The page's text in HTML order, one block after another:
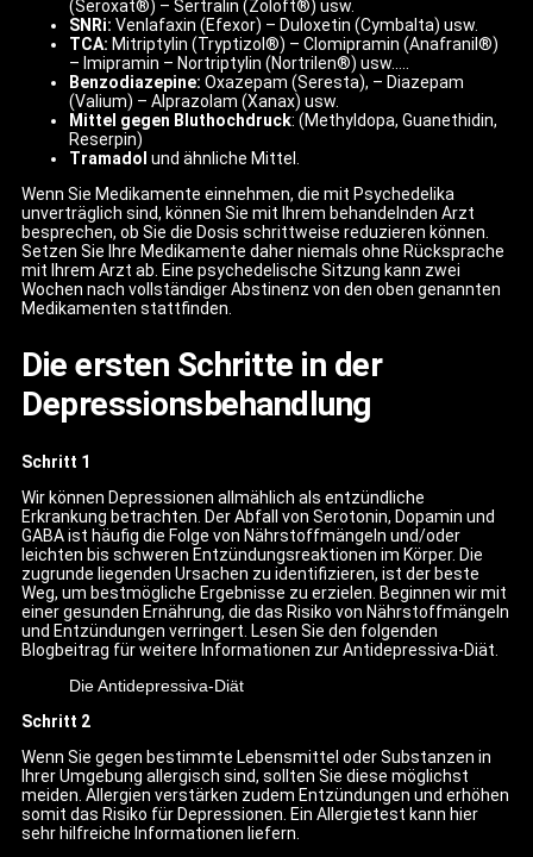
(Seroxat®) – Sertralin (Zoloft®) usw.
SNRi: Venlafaxin (Efexor) – Duloxetin (Cymbalta) usw.
TCA: Mitriptylin (Tryptizol®) – Clomipramin (Anafranil®)
– Imipramin – Nortriptylin (Nortrilen®) usw.….
Benzodiazepine: Oxazepam (Seresta), – Diazepam
(Valium) – Alprazolam (Xanax) usw.
Mittel gegen Bluthochdruck: (Methyldopa, Guanethidin,
Reserpin)
Tramadol und ähnliche Mittel.
Wenn Sie Medikamente einnehmen, die mit Psychedelika
unverträglich sind, können Sie mit Ihrem behandelnden Arzt
besprechen, ob Sie die Dosis schrittweise reduzieren können.
Setzen Sie Ihre Medikamente daher niemals ohne Rücksprache
mit Ihrem Arzt ab. Eine psychedelische Sitzung kann zwei
Wochen nach vollständiger Abstinenz von den oben genannten
Medikamenten stattfinden.
Die ersten Schritte in der
Depressionsbehandlung
Schritt 1
Wir können Depressionen allmählich als entzündliche
Erkrankung betrachten. Der Abfall von Serotonin, Dopamin und
GABA ist häufig die Folge von Nährstoffmängeln und/oder
leichten bis schweren Entzündungsreaktionen im Körper. Die
zugrunde liegenden Ursachen zu identifizieren, ist der beste
Weg, um bestmögliche Ergebnisse zu erzielen. Beginnen wir mit
einer gesunden Ernährung, die das Risiko von Nährstoffmängeln
und Entzündungen verringert. Lesen Sie den folgenden
Blogbeitrag für weitere Informationen zur Antidepressiva-Diät.
Die Antidepressiva-Diät
Schritt 2
Wenn Sie gegen bestimmte Lebensmittel oder Substanzen in
Ihrer Umgebung allergisch sind, sollten Sie diese möglichst
meiden. Allergien verstärken zudem Entzündungen und erhöhen
somit das Risiko für Depressionen. Ein Allergietest kann hier
sehr hilfreiche Informationen liefern.